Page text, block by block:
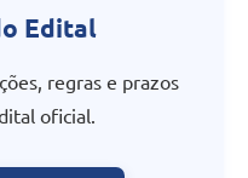
Edital
regras e prazos
oficial.